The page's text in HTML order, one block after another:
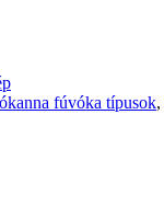
fúvóka típusok,